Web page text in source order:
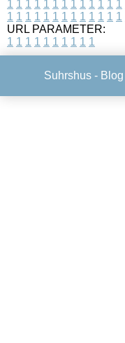
1 1 1 1 1 1 1 1 1 1 1 1 1
1 1 1 1 1 1 1 1 1 1 1 1 1
URL PARAMETER:
1 1 1 1 1 1 1 1 1 1
Suhrshus - Blog